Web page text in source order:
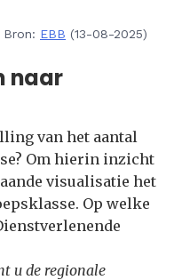
Bron: EBB (13-08-2025)
naar
van het aantal
Om hierin inzicht
visualisatie het
Op welke
u de regionale